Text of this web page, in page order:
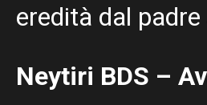
eredità dal
Neytiri BDS –